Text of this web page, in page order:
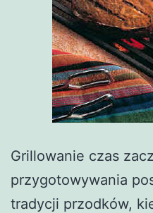
Grillowanie czas
przygotowywania
tradycji przodków,